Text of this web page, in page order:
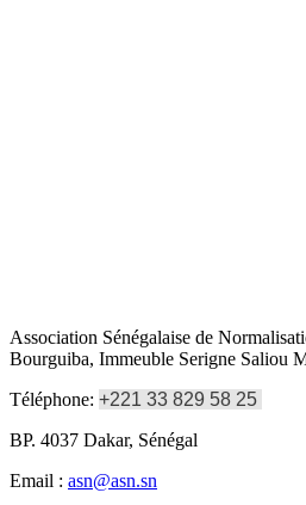
Association Sénégalaise de
Bourguiba, Immeuble Serigne Saliou
Téléphone: +221 33 829 58 25
BP. 4037 Dakar, Sénégal
Email : asn@asn.sn